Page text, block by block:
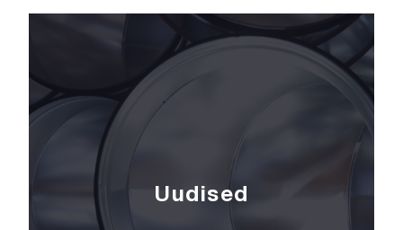
Uudised